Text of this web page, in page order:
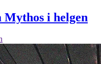
i helgen